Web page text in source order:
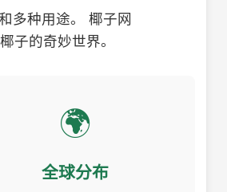
多种用途。 椰子网
子的奇妙世界。
🌍
全球分布